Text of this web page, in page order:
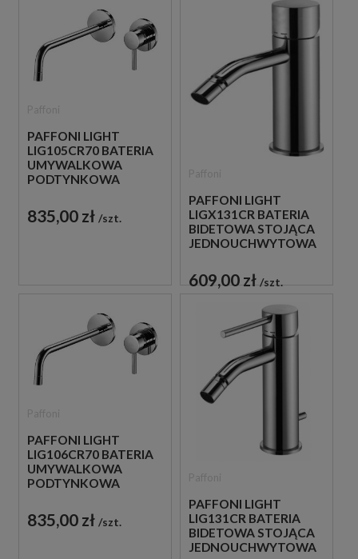
PAFFONI LIGHT
LIG105CR70 BATERIA
UMYWALKOWA
PODTYNKOWA
CHROM
835,00 zł szt.
PAFFONI LIGHT
LIGX131CR BATERIA
BIDETOWA STOJĄCA
JEDNOUCHWYTOWA
609,00 zł szt.
PAFFONI LIGHT
LIG106CR70 BATERIA
UMYWALKOWA
PODTYNKOWA
CHROM
835,00 zł szt.
PAFFONI LIGHT
LIG131CR BATERIA
BIDETOWA STOJĄCA
JEDNOUCHWYTOWA